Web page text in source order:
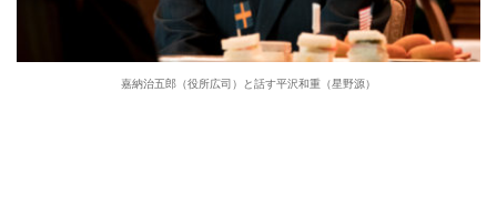
嘉納治五郎（役所広司）と話す平沢和重（星野源）